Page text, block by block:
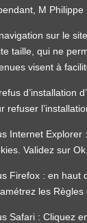
M Philippe
sur le
taille, qui ne
visent à
d’installation
refuser
Internet Explorer
Validez sur Ok.
Firefox : en haut
les
Safari : Cliquez